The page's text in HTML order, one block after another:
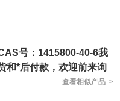
号：1415800-40-6我
和*后付款，欢迎前来询
查看相似产品 >